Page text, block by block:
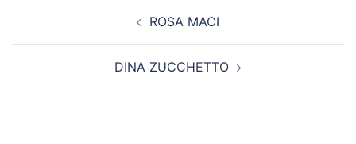
ROSA MACI
DINA ZUCCHETTO